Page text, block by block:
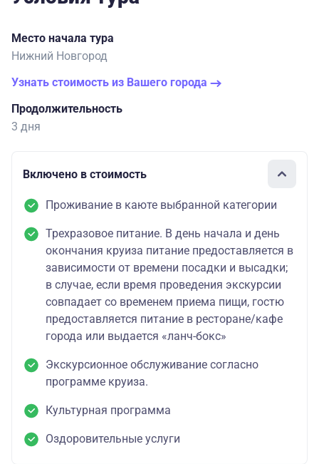
Место начала тура
Нижний Новгород
Узнать стоимость из Вашего города
Продолжительность
3 дня
Включено в стоимость
Проживание в каюте выбранной категории
Трехразовое питание. В день начала и день
окончания круиза питание предоставляется в
зависимости от времени посадки и высадки;
в случае, если время проведения экскурсии
совпадает со временем приема пищи, гостю
предоставляется питание в ресторане/кафе
города или выдается «ланч-бокс»
Экскурсионное обслуживание согласно
программе круиза.
Культурная программа
Оздоровительные услуги